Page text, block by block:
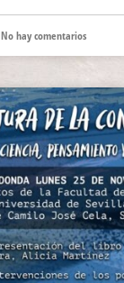
No hay comentarios